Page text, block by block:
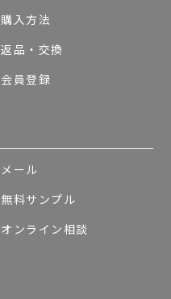
購入方法
返品・交換
会員登録
メール
無料サンプル
オンライン相談